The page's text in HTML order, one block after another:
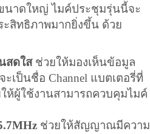
นาดใหญ่ ไมค์ประชุมรุ่นนี้จะ
สิทธิภาพมากยิ่งขึ้น ด้วย
สดใสช่วยให้มองเห็นข้อมูล
ะเป็นชื่อ Channel แบตเตอรี่ที่
ห้ผู้ใช้งานสามารถควบคุมไมค์
ช่วยให้สัญญาณมีความ